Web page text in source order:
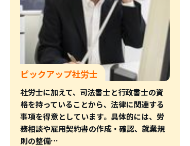
ピックアップ社労士
社労士に加えて、司法書士と行政書士の資
格を持っていることから、法律に関連する
事項を得意としています。具体的には、労
務相談や雇用契約書の作成・確認、就業規
則の整備…